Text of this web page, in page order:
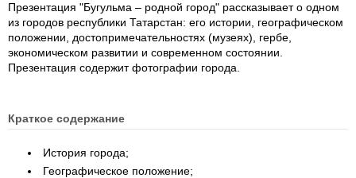
Презентация "Бугульма – родной город" рассказывает о одном
из городов республики Татарстан: его истории, географическом
положении, достопримечательностях (музеях), гербе,
экономическом развитии и современном состоянии.
Презентация содержит фотографии города.
Краткое содержание
История города;
Географическое положение;